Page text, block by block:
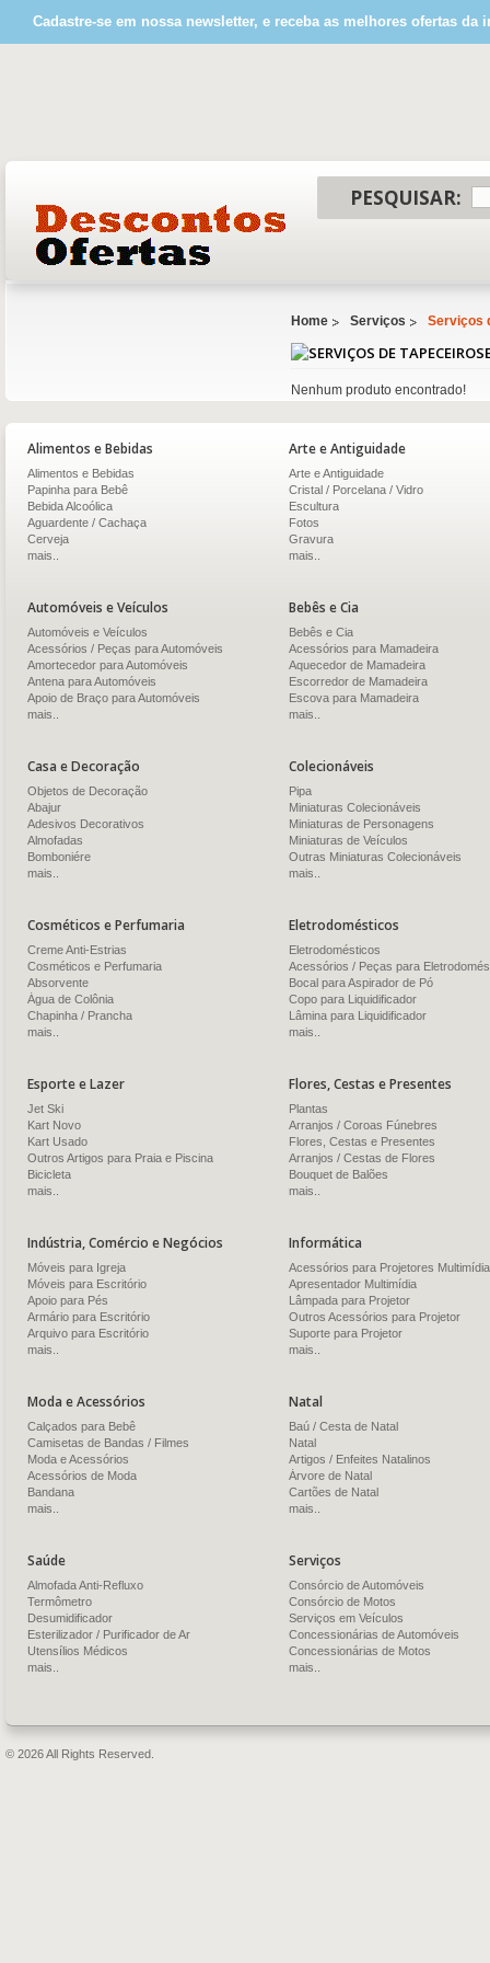
Cadastre-se em nossa newsletter, e receba as melhores ofertas da
PESQUISAR:
Home Serviços Serviços
Nenhum produto encontrado!
Alimentos e Bebidas
Alimentos e Bebidas
Papinha para Bebê
Bebida Alcoólica
Aguardente / Cachaça
Cerveja
mais..
Arte e Antiguidade
Arte e Antiguidade
Cristal / Porcelana / Vidro
Escultura
Fotos
Gravura
mais..
Automóveis e Veículos
Automóveis e Veículos
Acessórios / Peças para Automóveis
Amortecedor para Automóveis
Antena para Automóveis
Apoio de Braço para Automóveis
mais..
Bebês e Cia
Bebês e Cia
Acessórios para Mamadeira
Aquecedor de Mamadeira
Escorredor de Mamadeira
Escova para Mamadeira
mais..
Casa e Decoração
Objetos de Decoração
Abajur
Adesivos Decorativos
Almofadas
Bomboniére
mais..
Colecionáveis
Pipa
Miniaturas Colecionáveis
Miniaturas de Personagens
Miniaturas de Veículos
Outras Miniaturas Colecionáveis
mais..
Cosméticos e Perfumaria
Creme Anti-Estrias
Cosméticos e Perfumaria
Absorvente
Água de Colônia
Chapinha / Prancha
mais..
Eletrodomésticos
Eletrodomésticos
Acessórios / Peças para
Bocal para Aspirador de Pó
Copo para Liquidificador
Lâmina para Liquidificador
mais..
Esporte e Lazer
Jet Ski
Kart Novo
Kart Usado
Outros Artigos para Praia e Piscina
Bicicleta
mais..
Flores, Cestas e Presentes
Plantas
Arranjos / Coroas Fúnebres
Flores, Cestas e Presentes
Arranjos / Cestas de Flores
Bouquet de Balões
mais..
Indústria, Comércio e Negócios
Móveis para Igreja
Móveis para Escritório
Apoio para Pés
Armário para Escritório
Arquivo para Escritório
mais..
Informática
Acessórios para Projetores Multimídia
Apresentador Multimídia
Lâmpada para Projetor
Outros Acessórios para Projetor
Suporte para Projetor
mais..
Moda e Acessórios
Calçados para Bebê
Camisetas de Bandas / Filmes
Moda e Acessórios
Acessórios de Moda
Bandana
mais..
Natal
Baú / Cesta de Natal
Natal
Artigos / Enfeites Natalinos
Árvore de Natal
Cartões de Natal
mais..
Saúde
Almofada Anti-Refluxo
Termômetro
Desumidificador
Esterilizador / Purificador de Ar
Utensílios Médicos
mais..
Serviços
Consórcio de Automóveis
Consórcio de Motos
Serviços em Veículos
Concessionárias de Automóveis
Concessionárias de Motos
mais..
© 2026 All Rights Reserved.